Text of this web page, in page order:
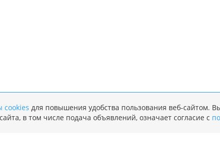
cookies ‌для повышения удобства пользования веб-сайтом.
в том числе подача объявлений, означает согласие с